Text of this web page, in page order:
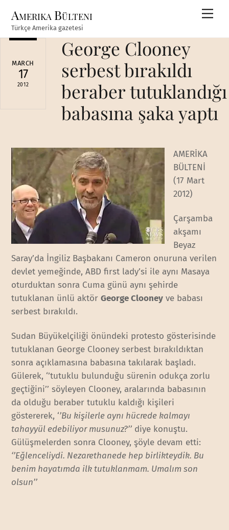
content
Amerika Bülteni
Türkçe Amerika gazetesi
MARCH
17
2012
George Clooney
serbest bırakıldı
beraber tutuklandığı
babasına şaka yaptı
AMERİKA
BÜLTENİ
(17 Mart
2012)
Çarşamba
akşamı
Beyaz
Saray’da İngiliz Başbakanı Cameron onuruna verilen
devlet yemeğinde, ABD first lady’si ile aynı Masaya
oturduktan sonra Cuma günü aynı şehirde
tutuklanan ünlü aktörGeorge Clooney ve babası
serbest bırakıldı.
Sudan Büyükelçiliği önündeki protesto gösterisinde
tutuklanan George Clooney serbest bırakıldıktan
sonra açıklamasına babasına takılarak başladı.
Gülerek, ‘’tutuklu bulunduğu sürenin odukça zorlu
geçtiğini’’ söyleyen Clooney, aralarında babasının
da olduğu beraber tutuklu kaldığı kişileri
göstererek, ‘’Bu kişilerle aynı hücrede kalmayı
tahayyül edebiliyor musunuz?’’ diye konuştu.
Gülüşmelerden sonra Clooney, şöyle devam etti:
‘’Eğlenceliydi. Nezarethanede hep birlikteydik. Bu
benim hayatımda ilk tutuklanmam. Umalım son
olsun’’